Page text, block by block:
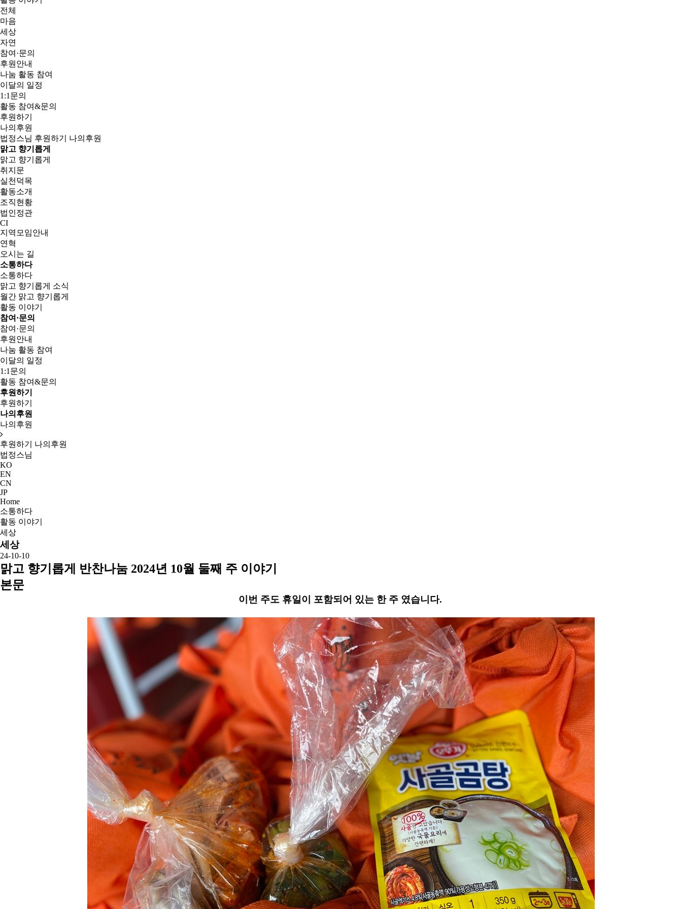
전체
마음
세상
자연
참여·문의
후원안내
나눔 활동 참여
이달의 일정
1:1문의
활동 참여&문의
후원하기
나의후원
법정스님 후원하기
나의후원
맑고 향기롭게
맑고 향기롭게
취지문
실천덕목
활동소개
조직현황
법인정관
CI
지역모임안내
연혁
오시는 길
소통하다
소통하다
맑고 향기롭게 소식
월간 맑고 향기롭게
활동 이야기
참여·문의
참여·문의
후원안내
나눔 활동 참여
이달의 일정
1:1문의
활동 참여&문의
후원하기
후원하기
나의후원
나의후원
후원하기
나의후원
법정스님
KO
EN
CN
JP
Home
소통하다
활동 이야기
세상
세상
24-10-10
맑고 향기롭게 반찬나눔 2024년 10월 둘째 주 이야기
본문
​이번 주도 휴일이 포함되어 있는 한 주 였습니다.